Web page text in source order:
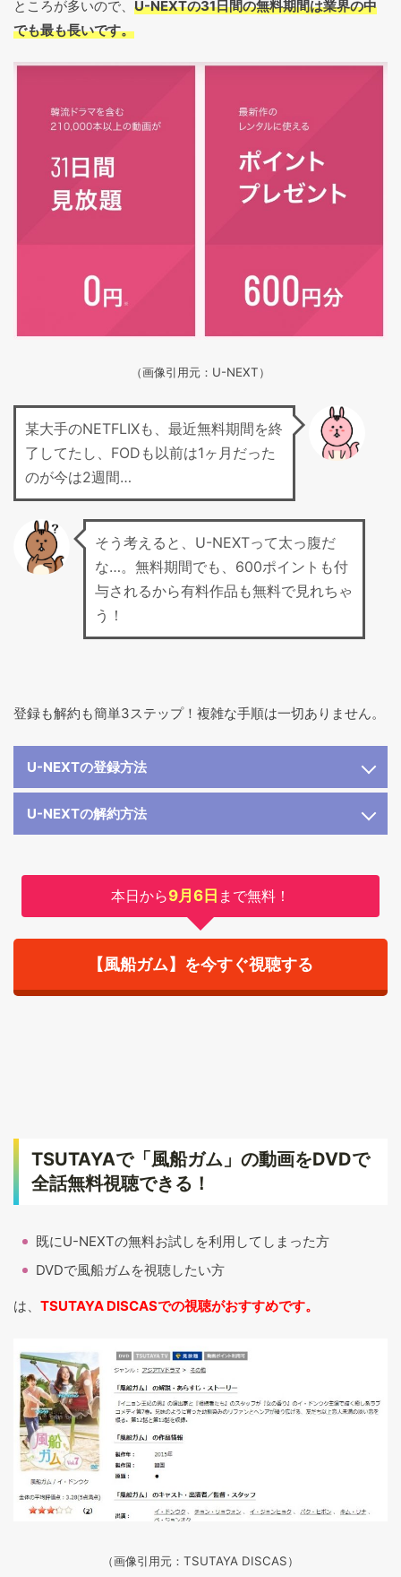
ところが多いので、 U-NEXTの31日間の無料期間は業界の中
でも最も長いです。
（画像引用元：U-NEXT）
某大手のNETFLIXも、最近無料期間を終
了してたし、FODも以前は1ヶ月だった
のが今は2週間…
そう考えると、U-NEXTって太っ腹だ
な…。無料期間でも、600ポイントも付
与されるから有料作品も無料で見れちゃ
う！
登録も解約も簡単3ステップ！複雑な手順は一切ありません。
U-NEXTの登録方法
U-NEXTの解約方法
本日から9月6日 まで無料！
【風船ガム】を今すぐ視聴する
TSUTAYAで「風船ガム」の動画をDVDで
全話無料視聴できる！
既にU-NEXTの無料お試しを利用してしまった方
DVDで風船ガムを視聴したい方
は、 TSUTAYA DISCASでの視聴がおすすめです。
（画像引用元：TSUTAYA DISCAS）